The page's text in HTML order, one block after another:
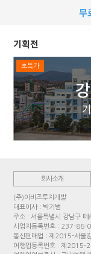
무
기획전
초특가
회사소개
(주)이비즈투자개발
대표이사 : 박기범
주소 : 서울특별시 강남구
사업자등록번호 : 237-86-
통신판매업 : 제2015-서울
여행업등록번호 : 제2015-